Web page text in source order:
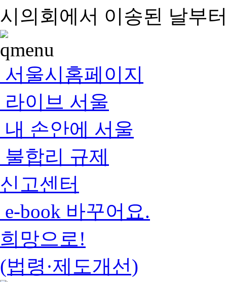
시의회에서 이송된 날부
서울시홈페이지
라이브 서울
내 손안에 서울
불합리 규제
신고센터
e-book 바꾸어요.
희망으로!
(법령·제도개선)